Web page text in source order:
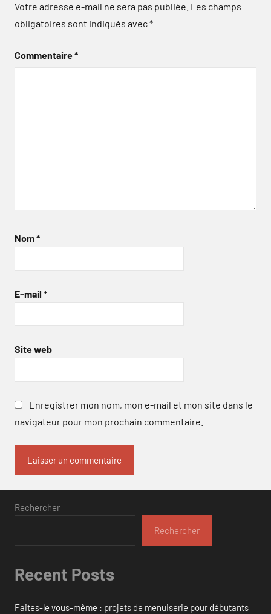
Votre adresse e-mail ne sera pas publiée. Les champs
obligatoires sont indiqués avec*
Commentaire*
Nom*
E-mail *
Site web
Enregistrer mon nom, mon e-mail et mon site dans le
navigateur pour mon prochain commentaire.
Rechercher
Rechercher
Recent Posts
Faites-le vous-même : projets de menuiserie pour débutants